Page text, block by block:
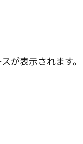
が表示されます。